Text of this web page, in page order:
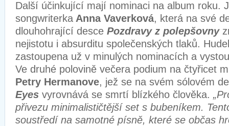
Další účinkující mají nominaci na album roku.
songwriterka Anna Vaverková, která na své
dlouhohrající desce Pozdravy z polepšovny
nejistotu i absurditu společenských tlaků.
zastoupena už v minulých nominacích a
Ve druhé polovině večera podium na čtyřicet
Petry Hermanove, jež se na svém sólovém
Eyes vyrovnává se smrtí blízkého člověka.
přivezu minimalističtější set s bubeníkem.
soustředí na samotné písně, které se občas